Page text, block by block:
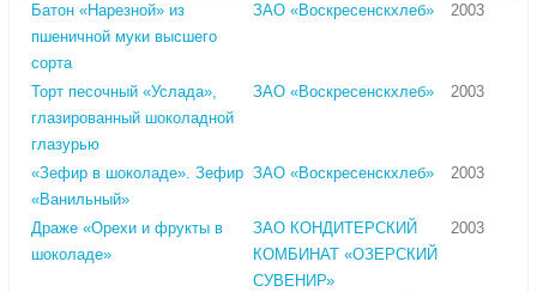
Батон «Нарезной» из
пшеничной муки высшего
сорта
ЗАО «Воскресенскхлеб» 2003
Торт песочный «Услада»,
глазированный шоколадной
глазурью
ЗАО «Воскресенскхлеб» 2003
«Зефир в шоколаде». Зефир
«Ванильный»
ЗАО «Воскресенскхлеб» 2003
Драже «Орехи и фрукты в
шоколаде»
ЗАО КОНДИТЕРСКИЙ
КОМБИНАТ «ОЗЕРСКИЙ
СУВЕНИР»
2003